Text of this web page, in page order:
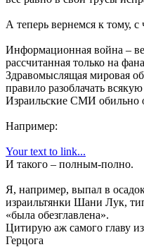
А теперь вернемся к тому, с
Информационная война –
рассчитанная только на
Здравомыслящая мировая
правило разоблачать
Израильские СМИ
Например:
Your text to link...
И такого – полным-полно.
Я, например, выпал в
израильтянки Шани Лук,
«была обезглавлена».
Цитирую аж самого главу
Герцога